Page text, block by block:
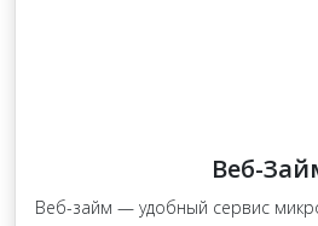
Веб-
Веб-займ — удобный сервис